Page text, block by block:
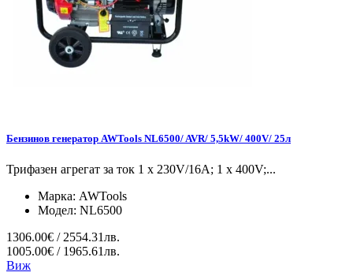
Бензинов генератор AWTools NL6500/ AVR/ 5,5kW/ 400V/ 25л
Трифазен агрегат за ток 1 x 230V/16A; 1 x 400V;...
Марка: AWTools
Модел: NL6500
1306.00€ / 2554.31лв.
1005.00€ / 1965.61лв.
Виж